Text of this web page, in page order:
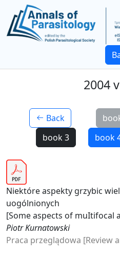
2004
Back
book 3
book
Niektóre aspekty grzybic
uogólnionych
[Some aspects of muItifocal
Piotr Kurnatowski
Praca przeglądowa [Review